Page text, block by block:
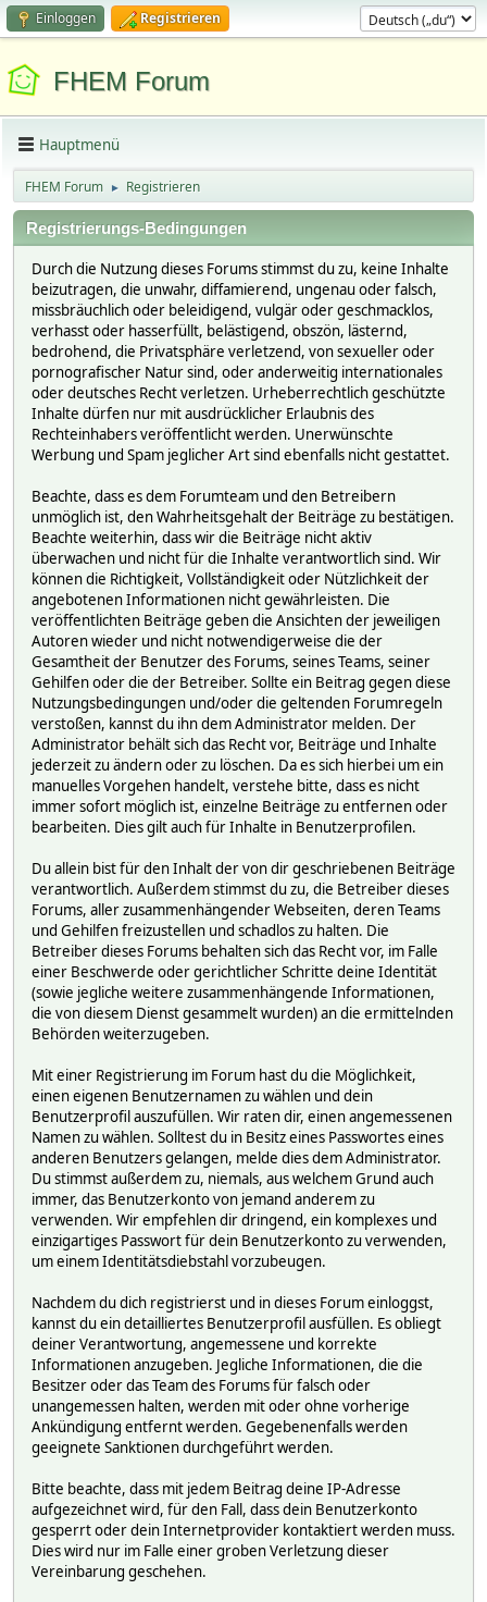
Einloggen Registrieren
FHEM Forum
Hauptmenü
FHEM Forum ► Registrieren
Registrierungs-Bedingungen
Durch die Nutzung dieses Forums stimmst du zu, keine Inhalte
beizutragen, die unwahr, diffamierend, ungenau oder falsch,
missbräuchlich oder beleidigend, vulgär oder geschmacklos,
verhasst oder hasserfüllt, belästigend, obszön, lästernd,
bedrohend, die Privatsphäre verletzend, von sexueller oder
pornografischer Natur sind, oder anderweitig internationales
oder deutsches Recht verletzen. Urheberrechtlich geschützte
Inhalte dürfen nur mit ausdrücklicher Erlaubnis des
Rechteinhabers veröffentlicht werden. Unerwünschte
Werbung und Spam jeglicher Art sind ebenfalls nicht gestattet.
Beachte, dass es dem Forumteam und den Betreibern
unmöglich ist, den Wahrheitsgehalt der Beiträge zu bestätigen.
Beachte weiterhin, dass wir die Beiträge nicht aktiv
überwachen und nicht für die Inhalte verantwortlich sind. Wir
können die Richtigkeit, Vollständigkeit oder Nützlichkeit der
angebotenen Informationen nicht gewährleisten. Die
veröffentlichten Beiträge geben die Ansichten der jeweiligen
Autoren wieder und nicht notwendigerweise die der
Gesamtheit der Benutzer des Forums, seines Teams, seiner
Gehilfen oder die der Betreiber. Sollte ein Beitrag gegen diese
Nutzungsbedingungen und/oder die geltenden Forumregeln
verstoßen, kannst du ihn dem Administrator melden. Der
Administrator behält sich das Recht vor, Beiträge und Inhalte
jederzeit zu ändern oder zu löschen. Da es sich hierbei um ein
manuelles Vorgehen handelt, verstehe bitte, dass es nicht
immer sofort möglich ist, einzelne Beiträge zu entfernen oder
bearbeiten. Dies gilt auch für Inhalte in Benutzerprofilen.
Du allein bist für den Inhalt der von dir geschriebenen Beiträge
verantwortlich. Außerdem stimmst du zu, die Betreiber dieses
Forums, aller zusammenhängender Webseiten, deren Teams
und Gehilfen freizustellen und schadlos zu halten. Die
Betreiber dieses Forums behalten sich das Recht vor, im Falle
einer Beschwerde oder gerichtlicher Schritte deine Identität
(sowie jegliche weitere zusammenhängende Informationen,
die von diesem Dienst gesammelt wurden) an die ermittelnden
Behörden weiterzugeben.
Mit einer Registrierung im Forum hast du die Möglichkeit,
einen eigenen Benutzernamen zu wählen und dein
Benutzerprofil auszufüllen. Wir raten dir, einen angemessenen
Namen zu wählen. Solltest du in Besitz eines Passwortes eines
anderen Benutzers gelangen, melde dies dem Administrator.
Du stimmst außerdem zu, niemals, aus welchem Grund auch
immer, das Benutzerkonto von jemand anderem zu
verwenden. Wir empfehlen dir dringend, ein komplexes und
einzigartiges Passwort für dein Benutzerkonto zu verwenden,
um einem Identitätsdiebstahl vorzubeugen.
Nachdem du dich registrierst und in dieses Forum einloggst,
kannst du ein detailliertes Benutzerprofil ausfüllen. Es obliegt
deiner Verantwortung, angemessene und korrekte
Informationen anzugeben. Jegliche Informationen, die die
Besitzer oder das Team des Forums für falsch oder
unangemessen halten, werden mit oder ohne vorherige
Ankündigung entfernt werden. Gegebenenfalls werden
geeignete Sanktionen durchgeführt werden.
Bitte beachte, dass mit jedem Beitrag deine IP-Adresse
aufgezeichnet wird, für den Fall, dass dein Benutzerkonto
gesperrt oder dein Internetprovider kontaktiert werden muss.
Dies wird nur im Falle einer groben Verletzung dieser
Vereinbarung geschehen.